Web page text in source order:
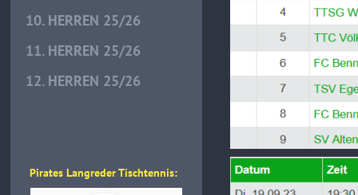
10. HERREN 25/26
11. HERREN 25/26
12. HERREN 25/26
Pirates Langreder Tischtennis: